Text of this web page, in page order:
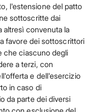
l'estensione del patto
sottoscritte dai
altresì convenuta la
favore dei sottoscrittori
che ciascuno degli
a terzi, con
e dell'esercizio
in caso di
da parte dei diversi